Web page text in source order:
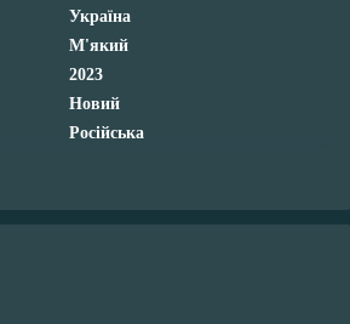
Україна
М'який
2023
Новий
Російська